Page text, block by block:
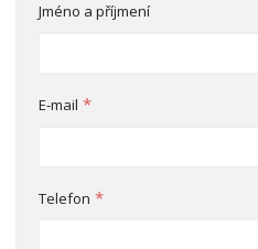
Jméno a příjmení
E-mail *
Telefon *